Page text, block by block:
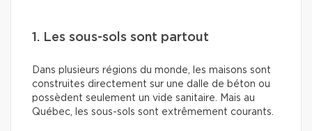
1. Les sous-sols sont partout
Dans plusieurs régions du monde, les maisons sont
construites directement sur une dalle de béton ou
possèdent seulement un vide sanitaire. Mais au
Québec, les sous-sols sont extrêmement courants.